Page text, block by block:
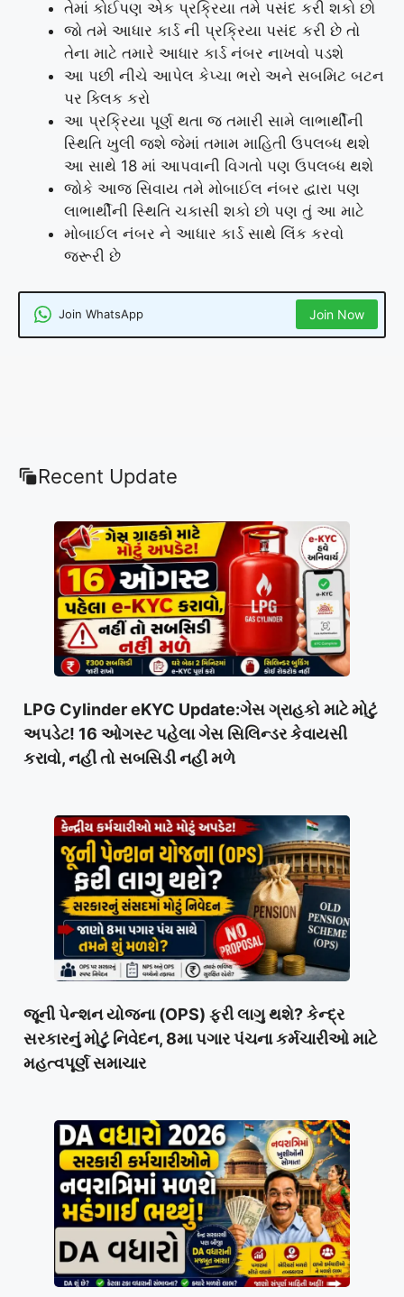
તેમાં કોઈપણ એક પ્રક્રિયા તમે પસંદ કરી શકો છો
જો તમે આધાર કાર્ડ ની પ્રક્રિયા પસંદ કરી છે તો
તેના માટે તમારે આધાર કાર્ડ નંબર નાખવો પડશે
આ પછી નીચે આપેલ કેપ્ચા ભરો અને સબમિટ બટન
પર ક્લિક કરો
આ પ્રક્રિયા પૂર્ણ થતા જ તમારી સામે લાભાર્થીની
સ્થિતિ ખુલી જશે જેમાં તમામ માહિતી ઉપલબ્ધ થશે
આ સાથે 18 માં આપવાની વિગતો પણ ઉપલબ્ધ થશે
જોકે આજ સિવાય તમે મોબાઈલ નંબર દ્વારા પણ
લાભાર્થીની સ્થિતિ ચકાસી શકો છો પણ તું આ માટે
મોબાઈલ નંબર ને આધાર કાર્ડ સાથે લિંક કરવો
જરૂરી છે
Join WhatsApp Join Now
Recent Update
LPG Cylinder eKYC Update:ગેસ ગ્રાહકો માટે મોટું
અપડેટ! 16 ઓગસ્ટ પહેલા ગેસ સિલિન્ડર કેવાયસી
કરાવો, નહીં તો સબસિડી નહીં મળે
જૂની પેન્શન યોજના (OPS) ફરી લાગુ થશે? કેન્દ્ર
સરકારનું મોટું નિવેદન, 8મા પગાર પંચના કર્મચારીઓ માટે
મહત્વપૂર્ણ સમાચાર